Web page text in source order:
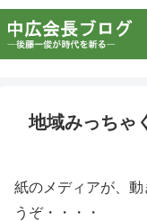
地域みっちゃ
紙のメディアが、
うぞ・・・・